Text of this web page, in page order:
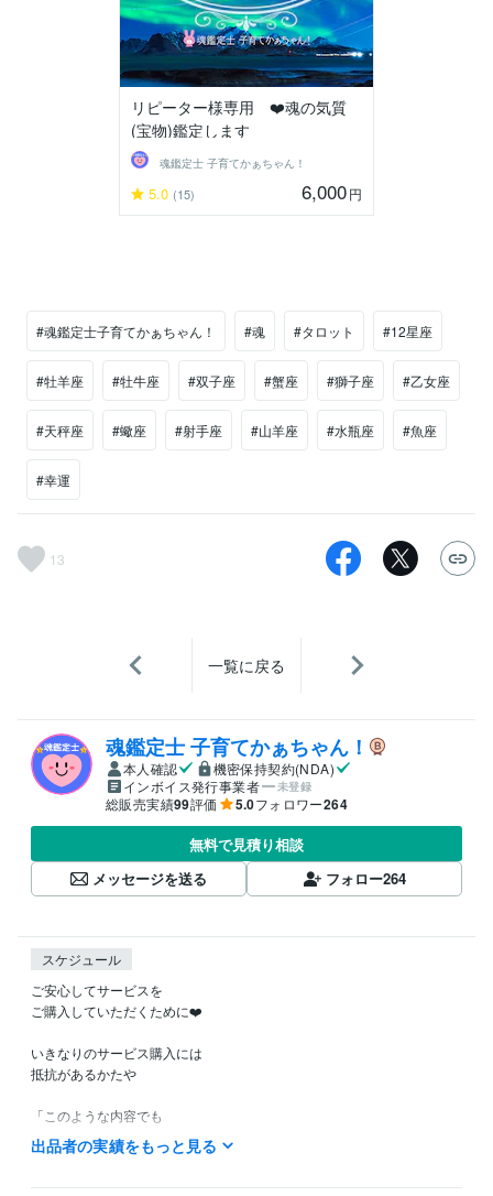
リピーター様専用 ❤️魂の気質
(宝物)鑑定します
魂鑑定士 子育てかぁちゃん！
5.0 (15) 6,000円
#魂鑑定士子育てかぁちゃん！ #魂 #タロット #12星座
#牡羊座 #牡牛座 #双子座 #蟹座 #獅子座 #乙女座
#天秤座 #蠍座 #射手座 #山羊座 #水瓶座 #魚座
#幸運
13
一覧に戻る
魂鑑定士 子育てかぁちゃん！
本人確認
機密保持契約(NDA)
インボイス発行事業者
未登録
総販売実績99評価 5.0フォロワー264
無料で見積り相談
メッセージを送る
フォロー264
スケジュール
ご安心してサービスを
ご購入していただくために❤️
いきなりのサービス購入には
抵抗があるかたや
「このような内容でも
鑑定してもらえるのかなぁ？」など
出品者の実績をもっと見る